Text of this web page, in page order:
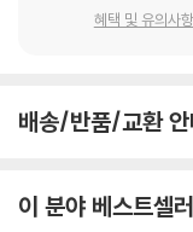
탄생 역사의 실마리를
‘4장 만주족 역사’에서
정 건륭 등 변방 출신 영
혜택 및 유의사항
배송/반품/교환 안
이 분야 베스트셀러